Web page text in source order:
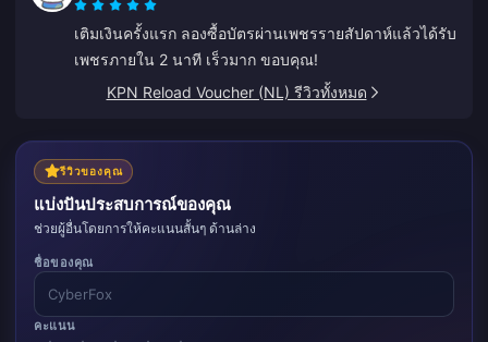
เติมเงินครั้งแรก ลองซื้อบัตรผ่านเพชรรายสัปดาห์แล้วได้รับ
เพชรภายใน 2 นาที เร็วมาก ขอบคุณ!
KPN Reload Voucher (NL) รีวิวทั้งหมด
รีวิวของคุณ
แบ่งปันประสบการณ์ของคุณ
ช่วยผู้อื่นโดยการให้คะแนนสั้นๆ ด้านล่าง
ชื่อของคุณ
คะแนน